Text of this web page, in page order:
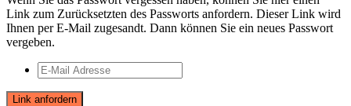
Link zum Zurücksetzten des Passworts anfordern. Dieser Link wird
Ihnen per E-Mail zugesandt. Dann können Sie ein neues Passwort
vergeben.
Link anfordern